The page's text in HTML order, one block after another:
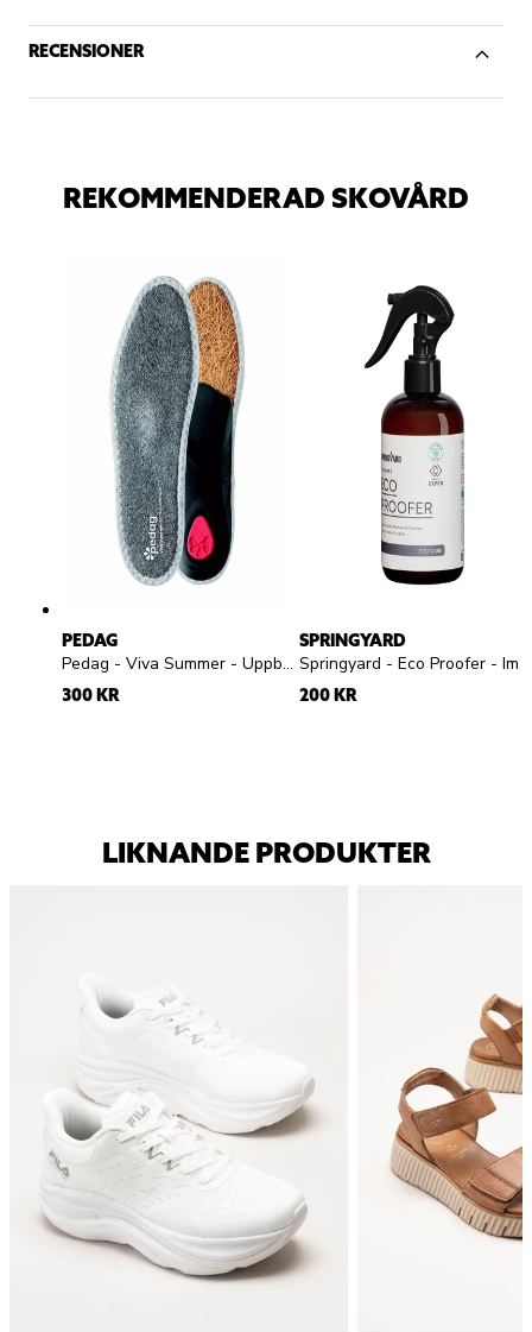
RECENSIONER
REKOMMENDERAD SKOVÅRD
PEDAG
Pedag - Viva Summer - Uppbyggd frottésula
300 KR
SPRINGYARD
200 KR
LIKNANDE PRODUKTER